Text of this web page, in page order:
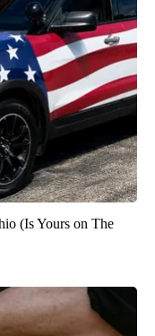
(Is Yours on The